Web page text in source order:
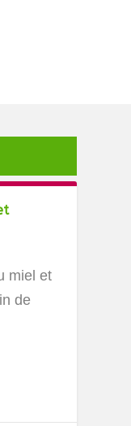
miel et
de